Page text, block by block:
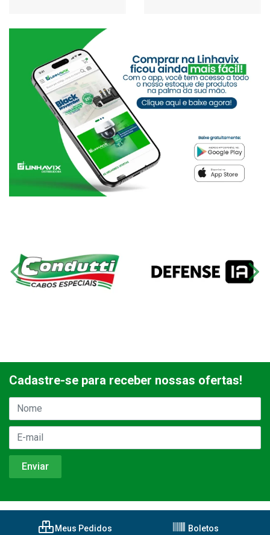
Cadastre-se para receber nossas ofertas!
Meus Pedidos Boletos